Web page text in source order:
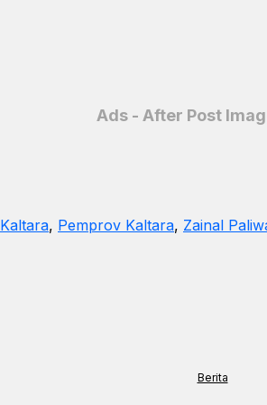
Ads - After Post
Kaltara, Pemprov Kaltara, Zainal
Berita